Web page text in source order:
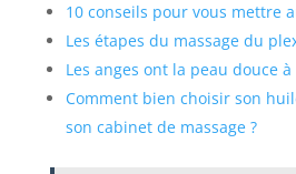
10 conseils pour vous mettre
Les étapes du massage du
Les anges ont la peau douce à
Comment bien choisir son
son cabinet de massage ?